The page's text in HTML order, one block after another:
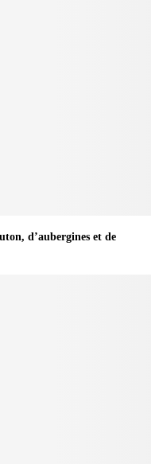
d’aubergines et de